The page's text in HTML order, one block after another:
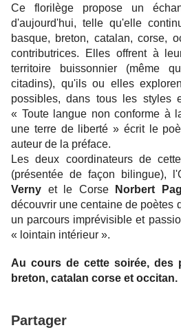
Ce florilège propose un
d'aujourd'hui, telle qu'elle
basque, breton, catalan, corse,
contributrices. Elles offrent à
territoire buissonnier (même
citadins), qu'ils ou elles
possibles, dans tous les styles
« Toute langue non conforme à
une terre de liberté » écrit le
auteur de la préface.
Les deux coordinateurs de
(présentée de façon bilingue),
Verny et le Corse Norbert
découvrir une centaine de poètes
un parcours imprévisible et
« lointain intérieur ».
Au cours de cette soirée, des
breton, catalan corse et occitan.
Partager